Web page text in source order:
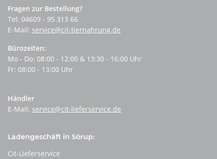
Fragen zur Bestellung?
Tel: 04609 - 95 313 66
E-Mail: service@cit-tiernahrung.de
Bürozeiten:
Mo - Do: 08:00 - 12:00 & 13:30 - 16:00 Uhr
Fr: 08:00 - 13:00 Uhr
Händler
E-Mail: service@cit-lieferservice.de
Ladengeschäft in Sörup:
Cit-Lieferservice